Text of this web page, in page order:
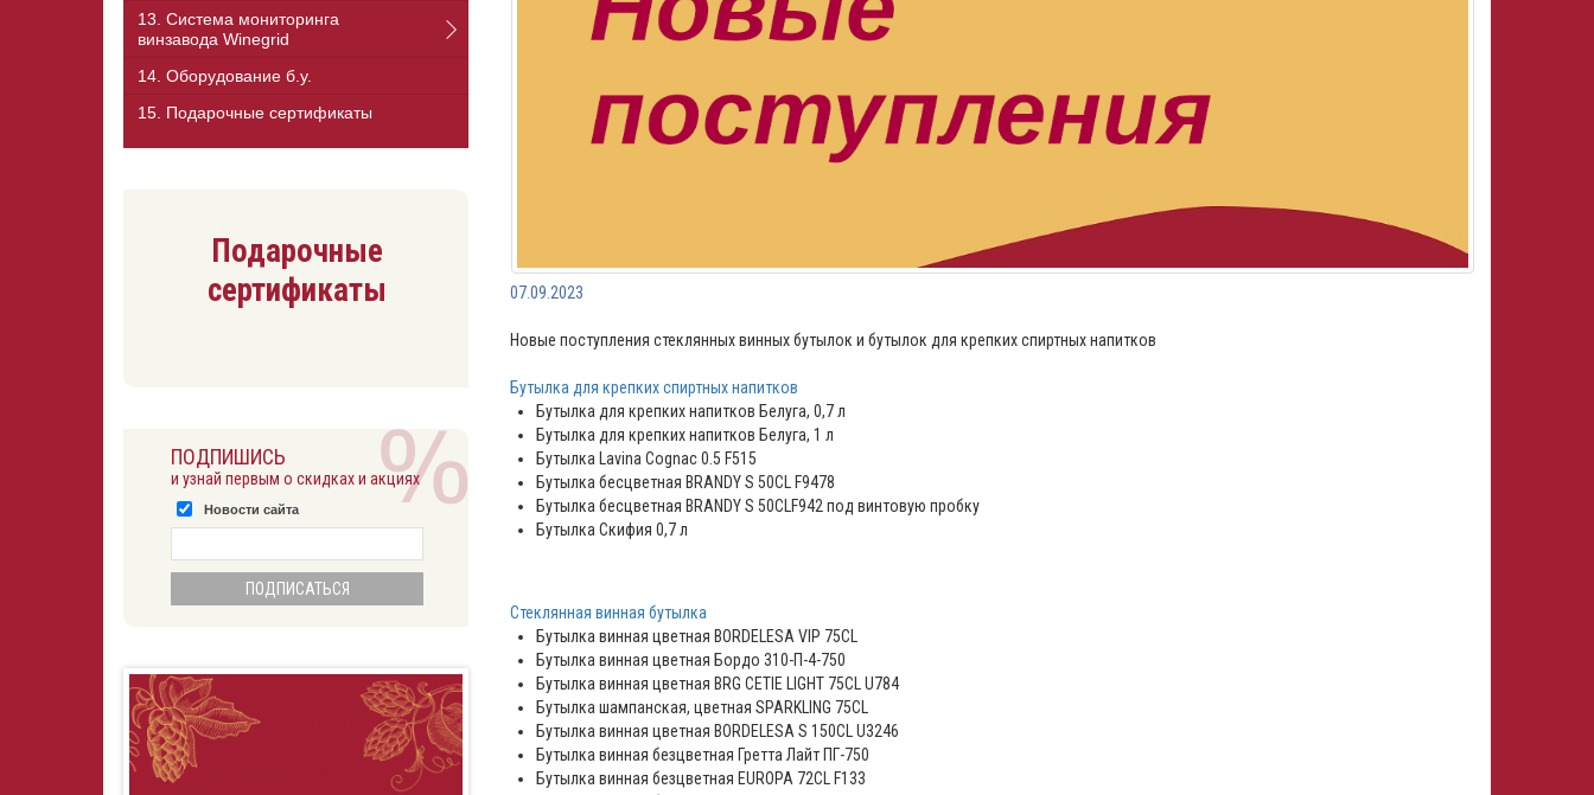
07.09.2023
Новые поступления стеклянных винных бутылок и бутылок для крепких спиртных напитков
Бутылка для крепких спиртных напитков
Бутылка для крепких напитков Белуга, 0,7 л
Бутылка для крепких напитков Белуга, 1 л
Бутылка Lavina Cognac 0.5 F515
Бутылка бесцветная BRANDY S 50CL F9478
Бутылка бесцветная BRANDY S 50CLF942 под винтовую пробку
Бутылка Скифия 0,7 л
Стеклянная винная бутылка
Бутылка винная цветная BORDELESA VIP 75CL
Бутылка винная цветная Бордо 310-П-4-750
Бутылка винная цветная BRG CETIE LIGHT 75CL U784
Бутылка шампанская, цветная SPARKLING 75CL
Бутылка винная цветная BORDELESA S 150CL U3246
Бутылка винная безцветная Гретта Лайт ПГ-750
Бутылка винная безцветная EUROPA 72CL F133
13. Cистема мониторинга
винзавода Winegrid
14. Оборудование б.у.
15. Подарочные сертификаты
Подарочные
сертификаты
ПОДПИШИСЬ
и узнай первым о скидках и акциях
Новости сайта